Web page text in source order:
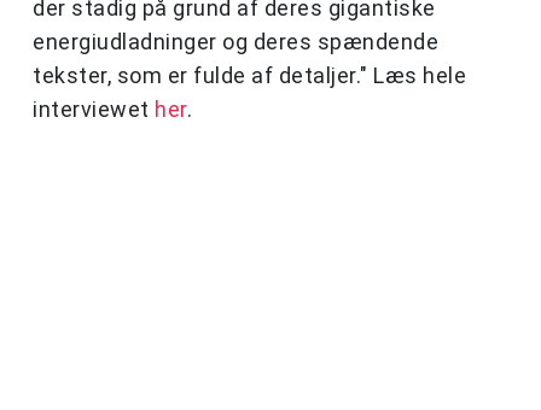
der stadig på grund af deres gigantiske
energiudladninger og deres spændende
tekster, som er fulde af detaljer." Læs hele
interviewet her.